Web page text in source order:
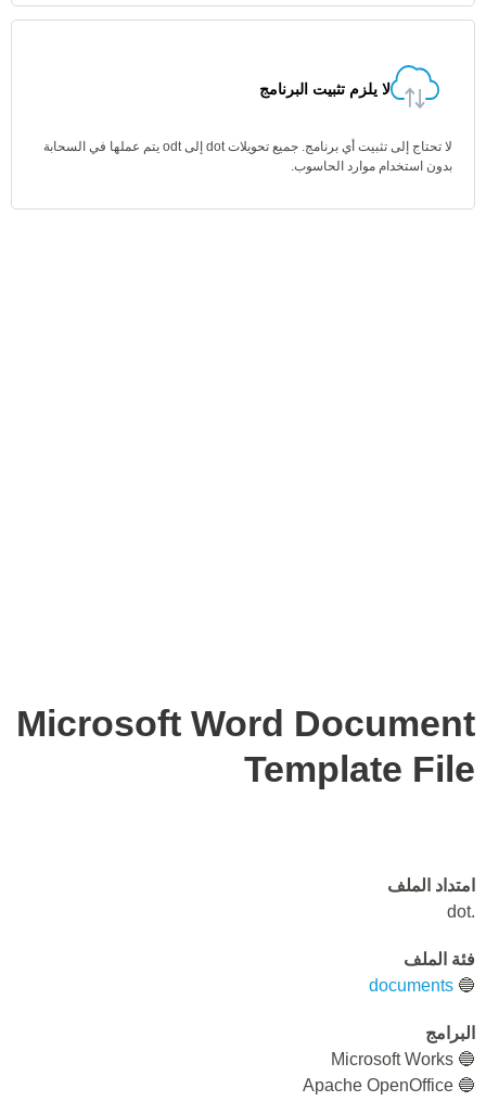
لا يلزم تثبيت البرنامج
لا تحتاج إلى تثبيت أي برنامج. جميع تحويلات dot إلى odt يتم عملها في السحابة
بدون استخدام موارد الحاسوب.
Microsoft Word Document
Template File
امتداد الملف
.dot
فئة الملف
🔵
documents
البرامج
🔵 Microsoft Works
🔵 Apache OpenOffice